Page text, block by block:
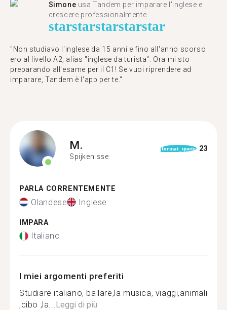
Simone usa Tandem per imparare l'inglese e
crescere professionalmente.
starstarstarstarstar
"Non studiavo l'inglese da 15 anni e fino all'anno scorso
ero al livello A2, alias "inglese da turista". Ora mi sto
preparando all'esame per il C1! Se vuoi riprendere ad
imparare, Tandem è l'app per te."
M.
Spijkenisse
format_quote 23
PARLA CORRENTEMENTE
Olandese Inglese
IMPARA
Italiano
I miei argomenti preferiti
Studiare italiano, ballare,la musica, viaggi,animali
,cibo ,la...Leggi di più